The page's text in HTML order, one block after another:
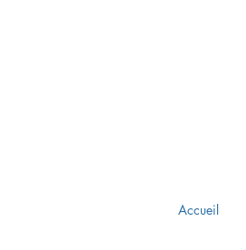
Accueil